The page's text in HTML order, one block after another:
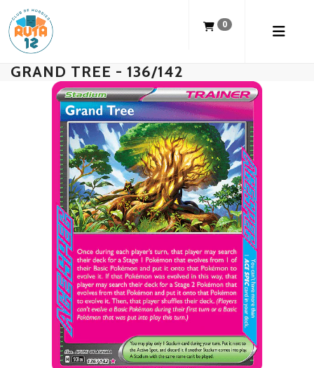
0
GRAND TREE - 136/142